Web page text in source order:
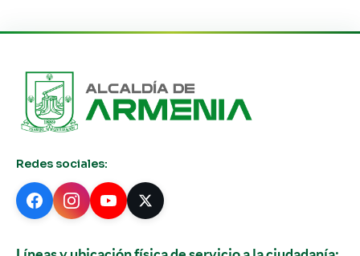
Redes sociales: